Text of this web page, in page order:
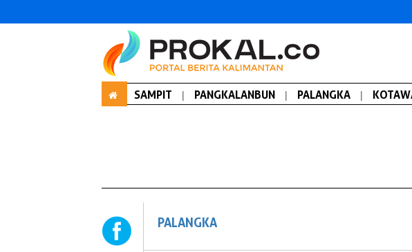
SAMPIT | PANGKALANBUN | PALANGKA |
PALANGKA